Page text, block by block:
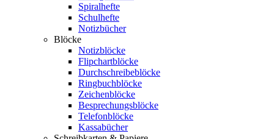
Spiralhefte
Schulhefte
Notizbücher
Blöcke
Notizblöcke
Flipchartblöcke
Durchschreibeblöcke
Ringbuchblöcke
Zeichenblöcke
Besprechungsblöcke
Telefonblöcke
Kassabücher